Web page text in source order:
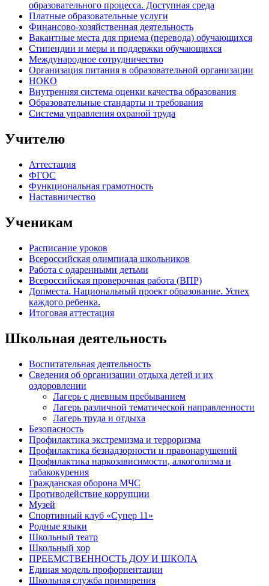
образовательного процесса. Доступная среда
Платные образовательные услуги
Финансово-хозяйственная деятельность
Вакантные места для приема (перевода) обучающихся
Стипендии и меры и поддержки обучающихся
Международное сотрудничество
Организация питания в образовательной организации
НОКО
Внутренняя система оценки качества образования
Образовательные стандарты и требования
Система управления охраной труда
Учителю
Аттестация
ФГОС
Функциональная грамотность
Наставничество
Ученикам
Расписание уроков
Всероссийская олимпиада школьников
Работа с одаренными детьми
Всероссийская проверочная работа (ВПР)
Допместа. Национальный проект образование. Успех
каждого ребенка.
Итоговая аттестация
Школьная деятельность
Воспитательная деятельность
Сведения об организации отдыха детей и их
оздоровлении
Лагерь с дневным пребыванием
Лагерь различной тематической направленности
Лагерь труда и отдыха
Безопасность
Профилактика экстремизма и терроризма
Профилактика безнадзорности и правонарушений
Профилактика наркозависимости, алкоголизма и
табакокурения
Гражданская оборона МЧС
Противодействие коррупции
Музей
Спортивный клуб «Супер 11»
Родные языки
Школьный театр
Школьный хор
ПРЕЕМСТВЕННОСТЬ ДОУ И ШКОЛА
Единая модель профориентации
Школьная служба примирения